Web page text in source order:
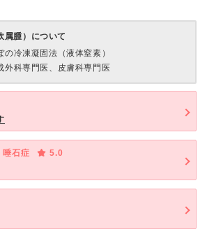
属腫）について
の冷凍凝固法（液体窒素）
外科専門医、皮膚科専門医
唾石症
5.0